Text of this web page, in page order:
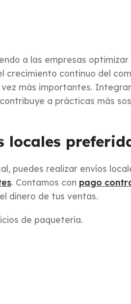
a las empresas
crecimiento continuo del
más importantes.
a prácticas más
locales
puedes realizar envíos
. Contamos con pago
dinero de tus ventas.
de paquetería.